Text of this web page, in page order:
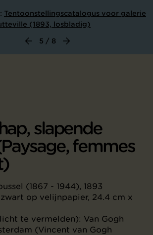
Tentoonstellingscatalogus voor galerie
(1893, losbladig)
5 / 8
slapende
femmes
(1867 - 1944), 1893
op velijnpapier, 24.4 cm x
te vermelden): Van Gogh
(Vincent van Gogh